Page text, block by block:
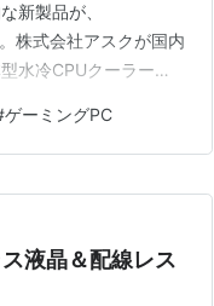
新製品が、
株式会社アスクが国内
水冷CPUクーラー
は自作PCのビルド
ゲーミングPC
液晶＆配線レス